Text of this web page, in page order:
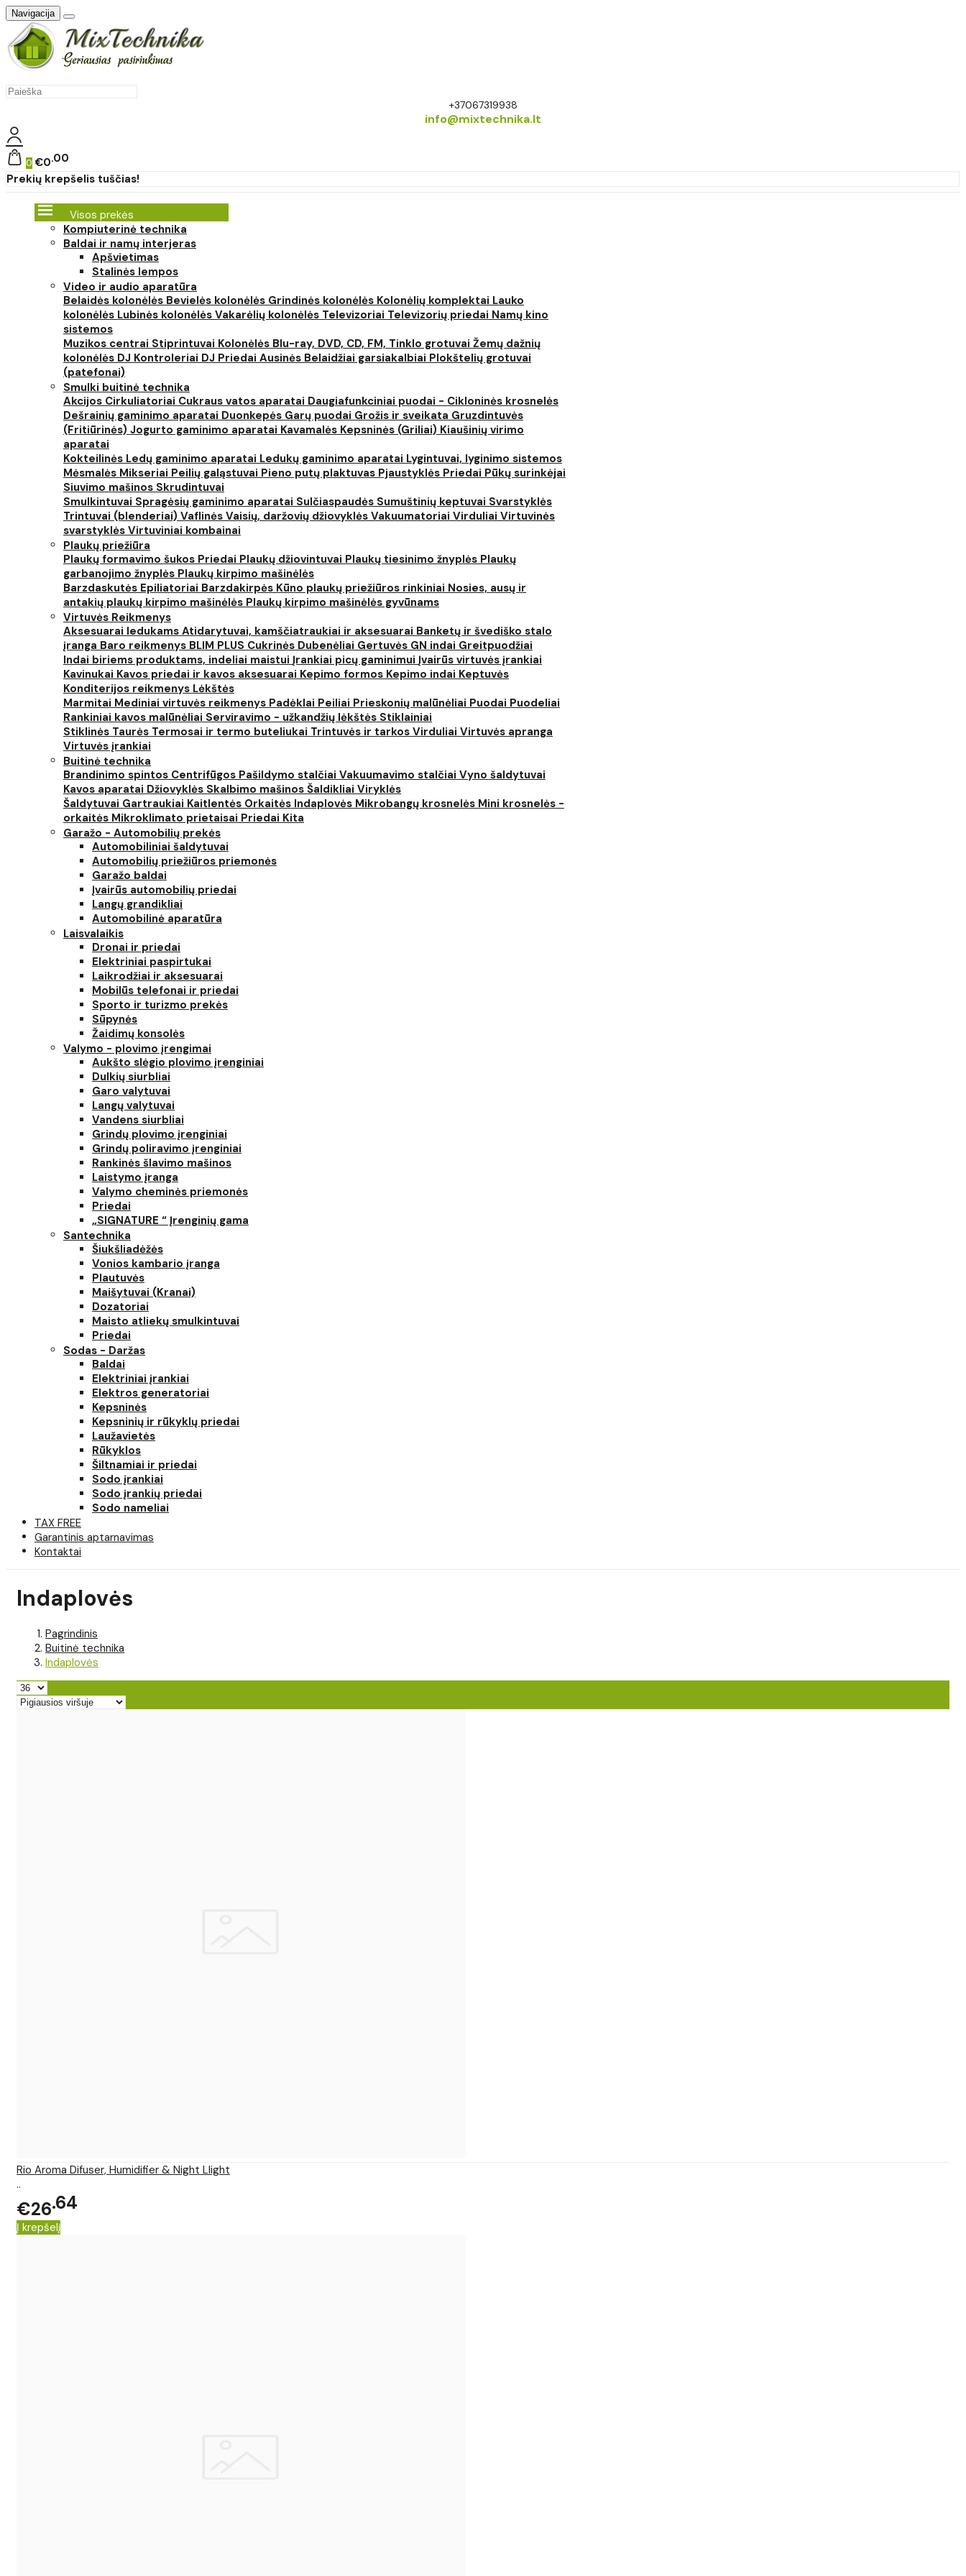
Navigacija
+37067319938
info@mixtechnika.lt
0 €0 00
Prekių krepšelis tuščias!
Visos prekės
Kompiuterinė technika
Baldai ir namų interjeras
Apšvietimas
Stalinės lempos
Video ir audio aparatūra
Belaidės kolonėlės Bevielės kolonėlės Grindinės kolonėlės Kolonėlių komplektai Lauko
kolonėlės Lubinės kolonėlės Vakarėlių kolonėlės Televizoriai Televizorių priedai Namų kino
sistemos
Muzikos centrai Stiprintuvai Kolonėlės Blu-ray, DVD, CD, FM, Tinklo grotuvai Žemų dažnių
kolonėlės DJ Kontroleriai DJ Priedai Ausinės Belaidžiai garsiakalbiai Plokštelių grotuvai
(patefonai)
Smulki buitinė technika
Akcijos Cirkuliatoriai Cukraus vatos aparatai Daugiafunkciniai puodai - Cikloninės krosnelės
Dešrainių gaminimo aparatai Duonkepės Garų puodai Grožis ir sveikata Gruzdintuvės
(Fritiūrinės) Jogurto gaminimo aparatai Kavamalės Kepsninės (Griliai) Kiaušinių virimo
aparatai
Kokteilinės Ledų gaminimo aparatai Ledukų gaminimo aparatai Lygintuvai, lyginimo sistemos
Mėsmalės Mikseriai Peilių galąstuvai Pieno putų plaktuvas Pjaustyklės Priedai Pūkų surinkėjai
Siuvimo mašinos Skrudintuvai
Smulkintuvai Spragėsių gaminimo aparatai Sulčiaspaudės Sumuštinių keptuvai Svarstyklės
Trintuvai (blenderiai) Vaflinės Vaisių, daržovių džiovyklės Vakuumatoriai Virduliai Virtuvinės
svarstyklės Virtuviniai kombainai
Plaukų priežiūra
Plaukų formavimo šukos Priedai Plaukų džiovintuvai Plaukų tiesinimo žnyplės Plaukų
garbanojimo žnyplės Plaukų kirpimo mašinėlės
Barzdaskutės Epiliatoriai Barzdakirpės Kūno plaukų priežiūros rinkiniai Nosies, ausų ir
antakių plaukų kirpimo mašinėlės Plaukų kirpimo mašinėlės gyvūnams
Virtuvės Reikmenys
Aksesuarai ledukams Atidarytuvai, kamščiatraukiai ir aksesuarai Banketų ir švediško stalo
įranga Baro reikmenys BLIM PLUS Cukrinės Dubenėliai Gertuvės GN indai Greitpuodžiai
Indai biriems produktams, indeliai maistui Įrankiai picų gaminimui Įvairūs virtuvės įrankiai
Kavinukai Kavos priedai ir kavos aksesuarai Kepimo formos Kepimo indai Keptuvės
Konditerijos reikmenys Lėkštės
Marmitai Mediniai virtuvės reikmenys Padėklai Peiliai Prieskonių malūnėliai Puodai Puodeliai
Rankiniai kavos malūnėliai Serviravimo - užkandžių lėkštės Stiklainiai
Stiklinės Taurės Termosai ir termo buteliukai Trintuvės ir tarkos Virduliai Virtuvės apranga
Virtuvės įrankiai
Buitinė technika
Brandinimo spintos Centrifūgos Pašildymo stalčiai Vakuumavimo stalčiai Vyno šaldytuvai
Kavos aparatai Džiovyklės Skalbimo mašinos Šaldikliai Viryklės
Šaldytuvai Gartraukiai Kaitlentės Orkaitės Indaplovės Mikrobangų krosnelės Mini krosnelės -
orkaitės Mikroklimato prietaisai Priedai Kita
Garažo - Automobilių prekės
Automobiliniai šaldytuvai
Automobilių priežiūros priemonės
Garažo baldai
Įvairūs automobilių priedai
Langų grandikliai
Automobilinė aparatūra
Laisvalaikis
Dronai ir priedai
Elektriniai paspirtukai
Laikrodžiai ir aksesuarai
Mobilūs telefonai ir priedai
Sporto ir turizmo prekės
Sūpynės
Žaidimų konsolės
Valymo - plovimo įrengimai
Aukšto slėgio plovimo įrenginiai
Dulkių siurbliai
Garo valytuvai
Langų valytuvai
Vandens siurbliai
Grindų plovimo įrenginiai
Grindų poliravimo įrenginiai
Rankinės šlavimo mašinos
Laistymo įranga
Valymo cheminės priemonės
Priedai
„SIGNATURE “ Įrenginių gama
Santechnika
Šiukšliadėžės
Vonios kambario įranga
Plautuvės
Maišytuvai (Kranai)
Dozatoriai
Maisto atliekų smulkintuvai
Priedai
Sodas - Daržas
Baldai
Elektriniai įrankiai
Elektros generatoriai
Kepsninės
Kepsninių ir rūkyklų priedai
Laužavietės
Rūkyklos
Šiltnamiai ir priedai
Sodo įrankiai
Sodo įrankių priedai
Sodo nameliai
TAX FREE
Garantinis aptarnavimas
Kontaktai
Indaplovės
Pagrindinis
Buitinė technika
Indaplovės
Rio Aroma Difuser, Humidifier & Night Llight
..
€26 64
Į krepšelį